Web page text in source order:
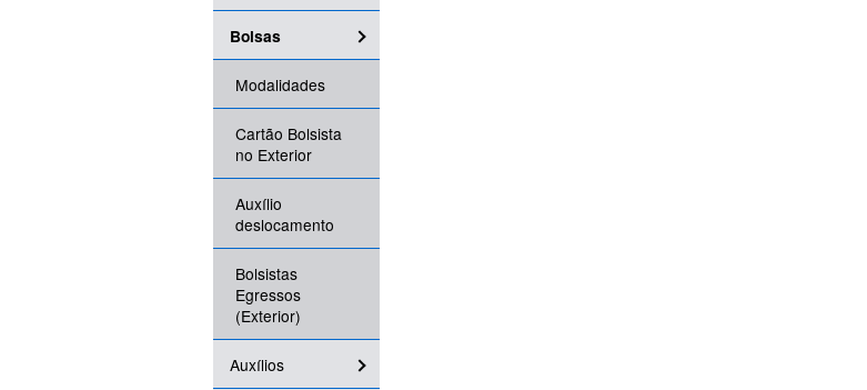
Bolsas
Modalidades
Cartão Bolsista
no Exterior
Auxílio
deslocamento
Bolsistas
Egressos
(Exterior)
Auxílios